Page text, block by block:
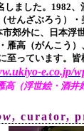
ました。 1982、
せんざぶろう）
市郊外に、日本浮
雁高（がんこう
至っています。
e.co.jp/
高（浮世絵・酒
, curator,